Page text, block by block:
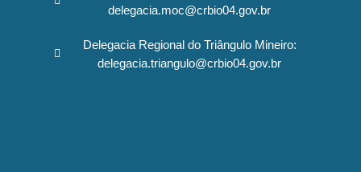
delegacia.moc@crbio04.gov.br
Delegacia Regional do Triângulo Mineiro:
delegacia.triangulo@crbio04.gov.br